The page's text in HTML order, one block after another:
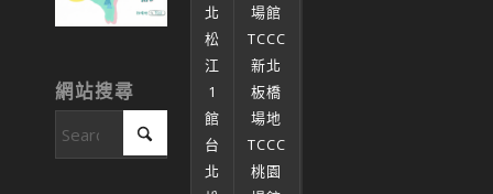
網站搜尋
北
松
江
1
館
台
北
場館
TCCC
新北
板橋
場地
TCCC
桃園